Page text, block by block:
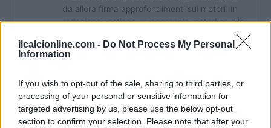
ilcalcionline.com - Do Not Process My Personal
Information
If you wish to opt-out of the sale, sharing to third parties, or
processing of your personal or sensitive information for
targeted advertising by us, please use the below opt-out
section to confirm your selection. Please note that after your
da allora firma approfondimenti sui motori. In
redazione sostiene un approccio metodico alle
cronaca' e conserva i fogli di appunti del
debutto tecnico in autodromo.